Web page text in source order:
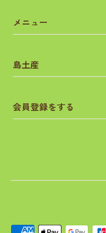
メニュー
島土産
会員登録をする